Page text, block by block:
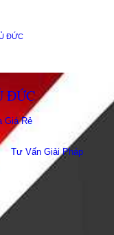
ĐỨC
ĐỨC
Giá Rẻ
Tư Vấn Giải Pháp